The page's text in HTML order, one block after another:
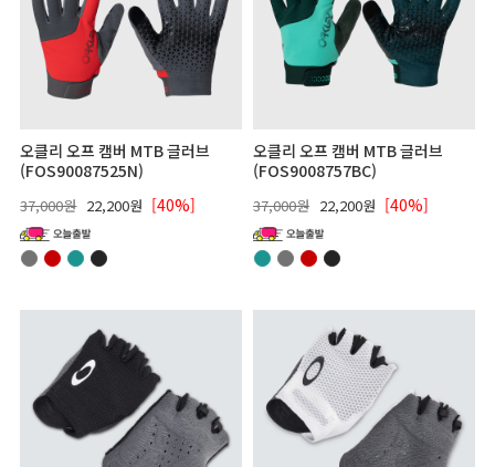
오클리 오프 캠버 MTB 글러브
(FOS90087525N)
37,000원 22,200원 [40%]
오클리 오프 캠버 MTB 글러브
(FOS9008757BC)
37,000원 22,200원 [40%]